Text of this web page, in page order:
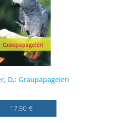
D.: Graupapageien
17,90 €